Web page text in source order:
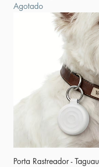
Agotado
Porta Rastreador - Taguau